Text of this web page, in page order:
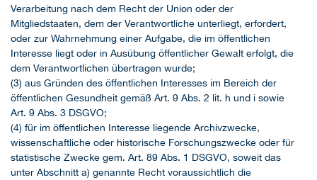
Verarbeitung nach dem Recht der Union oder der
Mitgliedstaaten, dem der Verantwortliche unterliegt, erfordert,
oder zur Wahrnehmung einer Aufgabe, die im öffentlichen
Interesse liegt oder in Ausübung öffentlicher Gewalt erfolgt, die
dem Verantwortlichen übertragen wurde;
(3) aus Gründen des öffentlichen Interesses im Bereich der
öffentlichen Gesundheit gemäß Art. 9 Abs. 2 lit. h und i sowie
Art. 9 Abs. 3 DSGVO;
(4) für im öffentlichen Interesse liegende Archivzwecke,
wissenschaftliche oder historische Forschungszwecke oder für
statistische Zwecke gem. Art. 89 Abs. 1 DSGVO, soweit das
unter Abschnitt a) genannte Recht voraussichtlich die